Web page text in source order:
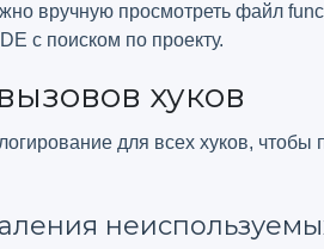
вручную просмотреть файл
с поиском по проекту.
хуков
для всех хуков, чтобы